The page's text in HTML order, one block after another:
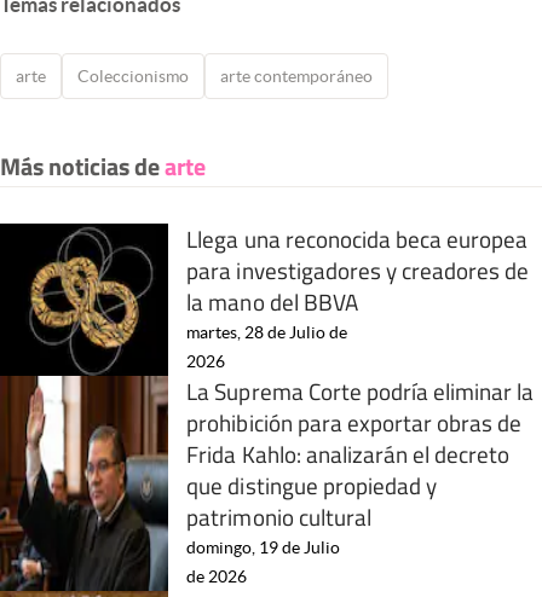
arte Coleccionismo arte contemporáneo
Más noticias dearte
Llega una reconocida beca europea
para investigadores y creadores de
la mano del BBVA
martes, 28 de Julio de
2026
La Suprema Corte podría eliminar la
prohibición para exportar obras de
Frida Kahlo: analizarán el decreto
que distingue propiedad y
patrimonio cultural
domingo, 19 de Julio
de 2026